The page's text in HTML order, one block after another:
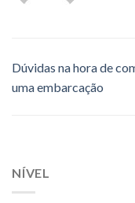
Dúvidas na hora de
uma embarcação
NÍVEL